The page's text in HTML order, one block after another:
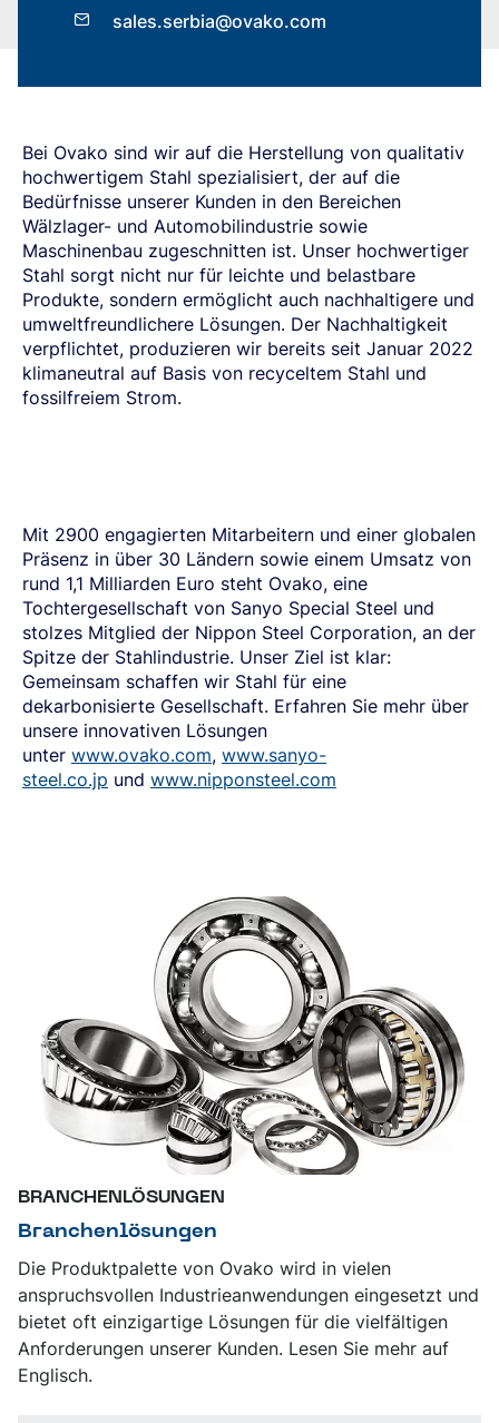
Südeuropa
Nordamerika
Rest Der Welt
Steelnavigator
sales.serbia@ovako.com
Bei Ovako sind wir auf die Herstellung von qualitativ
hochwertigem Stahl spezialisiert, der auf die
Bedürfnisse unserer Kunden in den Bereichen
Wälzlager- und Automobilindustrie sowie
Maschinenbau zugeschnitten ist. Unser hochwertiger
Stahl sorgt nicht nur für leichte und belastbare
Produkte, sondern ermöglicht auch nachhaltigere und
umweltfreundlichere Lösungen. Der Nachhaltigkeit
verpflichtet, produzieren wir bereits seit Januar 2022
klimaneutral auf Basis von recyceltem Stahl und
fossilfreiem Strom.
Mit 2900 engagierten Mitarbeitern und einer globalen
Präsenz in über 30 Ländern sowie einem Umsatz von
rund 1,1 Milliarden Euro steht Ovako, eine
Tochtergesellschaft von Sanyo Special Steel und
stolzes Mitglied der Nippon Steel Corporation, an der
Spitze der Stahlindustrie. Unser Ziel ist klar:
Gemeinsam schaffen wir Stahl für eine
dekarbonisierte Gesellschaft. Erfahren Sie mehr über
unsere innovativen Lösungen
unter www.ovako.com, www.sanyo-
steel.co.jp und www.nipponsteel.com
BRANCHENLÖSUNGEN
Branchenlösungen
Die Produktpalette von Ovako wird in vielen
anspruchsvollen Industrieanwendungen eingesetzt und
bietet oft einzigartige Lösungen für die vielfältigen
Anforderungen unserer Kunden. Lesen Sie mehr auf
Englisch.